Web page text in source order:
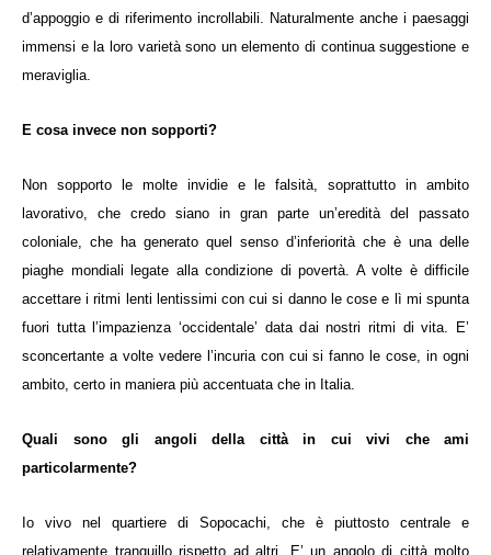
d’appoggio e di riferimento incrollabili. Naturalmente anche i paesaggi
immensi e la loro varietà sono un elemento di continua suggestione e
meraviglia.
E cosa invece non sopporti?
Non sopporto le molte invidie e le falsità, soprattutto in ambito
lavorativo, che credo siano in gran parte un’eredità del passato
coloniale, che ha generato quel senso d’inferiorità che è una delle
piaghe mondiali legate alla condizione di povertà. A volte è difficile
accettare i ritmi lenti lentissimi con cui si danno le cose e lì mi spunta
fuori tutta l’impazienza ‘occidentale’ data dai nostri ritmi di vita. E’
sconcertante a volte vedere l’incuria con cui si fanno le cose, in ogni
ambito, certo in maniera più accentuata che in Italia.
Quali sono gli angoli della città in cui vivi che ami
particolarmente?
Io vivo nel quartiere di Sopocachi, che è piuttosto centrale e
relativamente tranquillo rispetto ad altri. E’ un angolo di città molto